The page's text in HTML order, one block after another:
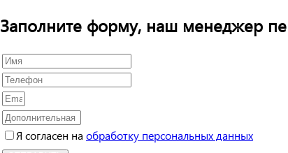
Заполните форму, наш менеджер
Я согласен на обработку персональных данных